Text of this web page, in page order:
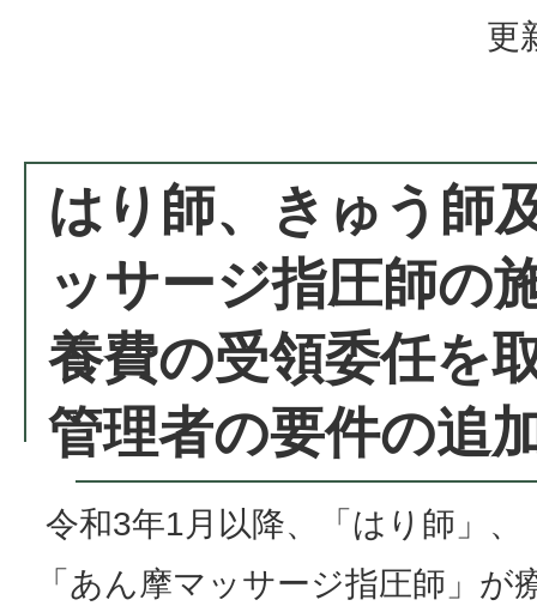
更
はり師、きゅう師
ッサージ指圧師の
養費の受領委任を
管理者の要件の追
令和3年1月以降、「はり師」
「あん摩マッサージ指圧師」が